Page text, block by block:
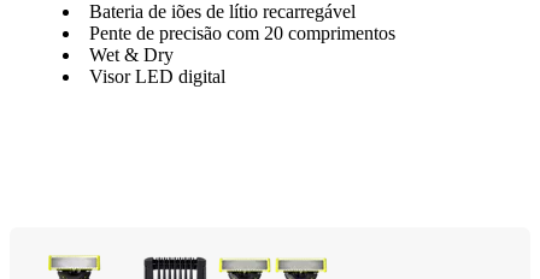
Bateria de iões de lítio recarregável
Pente de precisão com 20 comprimentos
Wet & Dry
Visor LED digital